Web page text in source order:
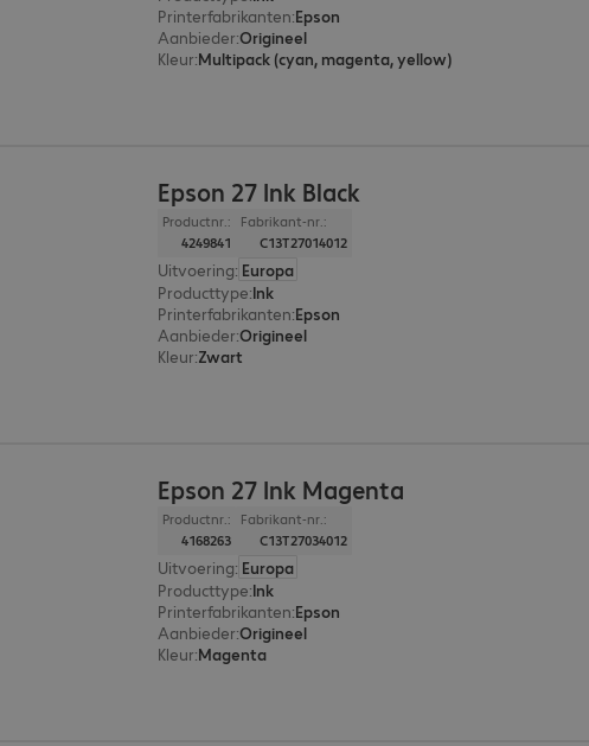
Printerfabrikanten:Epson
Aanbieder:Origineel
Kleur:Multipack (cyan, magenta, yellow)
Epson 27 Ink Black
Productnr.:
4249841
Fabrikant-nr.:
C13T27014012
Uitvoering: Europa
Producttype:Ink
Printerfabrikanten:Epson
Aanbieder:Origineel
Kleur:Zwart
Epson 27 Ink Magenta
Productnr.:
4168263
Fabrikant-nr.:
C13T27034012
Uitvoering: Europa
Producttype:Ink
Printerfabrikanten:Epson
Aanbieder:Origineel
Kleur:Magenta